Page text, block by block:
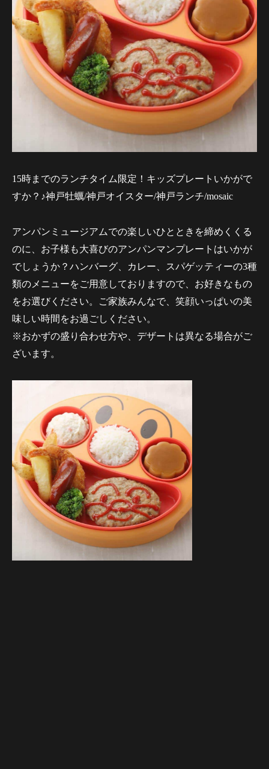
15時までのランチタイム限定！キッズプレートいかがで
すか？♪神戸牡蠣/神戸オイスター/神戸ランチ/mosaic
アンパンミュージアムでの楽しいひとときを締めくくる
のに、お子様も大喜びのアンパンマンプレートはいかが
でしょうか？ハンバーグ、カレー、スパゲッティーの3種
類のメニューをご用意しておりますので、お好きなもの
をお選びください。ご家族みんなで、笑顔いっぱいの美
味しい時間をお過ごしください。
※おかずの盛り合わせ方や、デザートは異なる場合がご
ざいます。